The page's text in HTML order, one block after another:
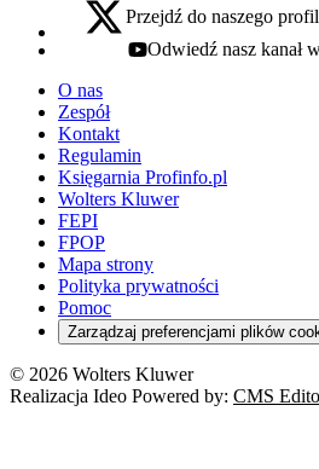
x - otwiera się w nowej karcie
Przejdź do naszego
youtube - otwiera się w nowej
Odwiedź nasz kanał
O nas
Zespół
Kontakt
Regulamin
Księgarnia Profinfo.pl
Wolters Kluwer
FEPI
FPOP
Mapa strony
Polityka prywatności
Pomoc
Zarządzaj preferencjami plików
© 2026 Wolters Kluwer
Realizacja Ideo Powered by: CMS Edito